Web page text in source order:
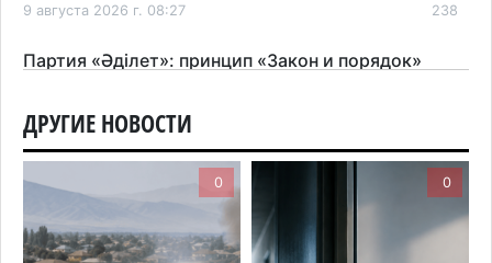
9 августа 2026 г. 08:27 238
Партия «Әділет»: принцип «Закон и порядок»
8 августа 2026 г. 15:40
Не знаете, где голосовать? Казахстанцам
рассказали, как найти свой участок на выборах в
Курултай
8 августа 2026 г. 09:47
ДРУГИЕ НОВОСТИ
0 0